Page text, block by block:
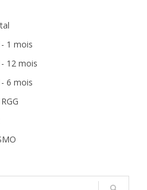
1 mois
12 mois
6 mois